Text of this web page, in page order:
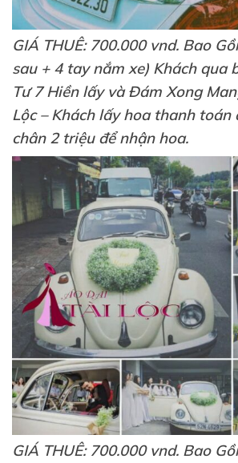
GIÁ THUÊ: 700.000 vnd. Bao
sau + 4 tay nắm xe) Khách qua
Tư 7 Hiền lấy và Đám Xong
Lộc – Khách lấy hoa thanh toán
chân 2 triệu để nhận hoa.
GIÁ THUÊ: 700.000 vnd. Bao